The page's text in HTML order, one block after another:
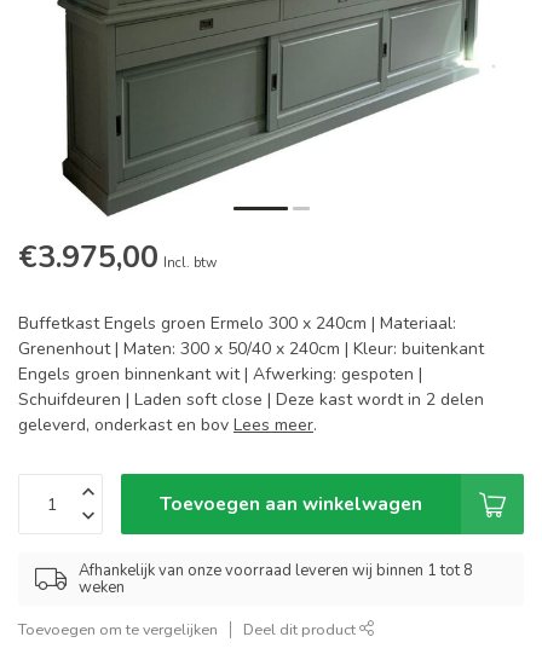
€3.975,00 Incl. btw
Buffetkast Engels groen Ermelo 300 x 240cm | Materiaal:
Grenenhout | Maten: 300 x 50/40 x 240cm | Kleur: buitenkant
Engels groen binnenkant wit | Afwerking: gespoten |
Schuifdeuren | Laden soft close | Deze kast wordt in 2 delen
geleverd, onderkast en bov Lees meer.
Toevoegen aan winkelwagen
Afhankelijk van onze voorraad leveren wij binnen 1 tot 8
weken
Toevoegen om te vergelijken Deel dit product